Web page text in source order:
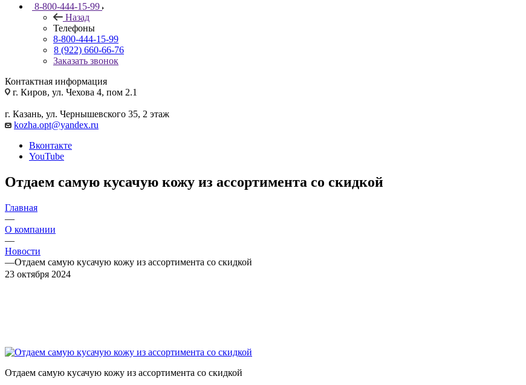
8-800-444-15-99
Назад
Телефоны
8-800-444-15-99
8 (922) 660-66-76
Заказать звонок
Контактная информация
г. Киров, ул. Чехова 4, пом 2.1
г. Казань, ул. Чернышевского 35, 2 этаж
kozha.opt@yandex.ru
Вконтакте
YouTube
Отдаем самую кусачую кожу из ассортимента со скидкой
Главная
—
О компании
—
Новости
—Отдаем самую кусачую кожу из ассортимента со скидкой
23 октября 2024
Отдаем самую кусачую кожу из ассортимента со скидкой